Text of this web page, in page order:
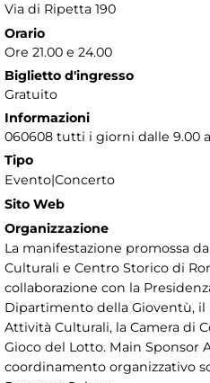
Via di Ripetta 190
Orario
Ore 21.00 e 24.00
Biglietto d'ingresso
Gratuito
Informazioni
060608 tutti i giorni dalle 9.00
Tipo
Evento|Concerto
Sito Web
Organizzazione
La manifestazione promossa
Culturali e Centro Storico di
collaborazione con la
Dipartimento della Gioventù,
Attività Culturali, la Camera di
Gioco del Lotto. Main Sponsor
coordinamento organizzativo